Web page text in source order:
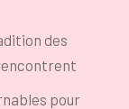
des
pour